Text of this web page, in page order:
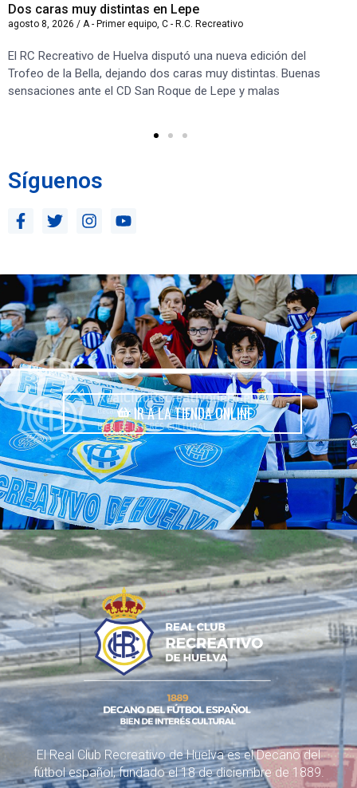
Dos caras muy distintas en Lepe
agosto 8, 2026 / A - Primer equipo, C - R.C. Recreativo
El RC Recreativo de Huelva disputó una nueva edición del
Trofeo de la Bella, dejando dos caras muy distintas. Buenas
sensaciones ante el CD San Roque de Lepe y malas
Síguenos
IR A LA TIENDA ONLINE
El Real Club Recreativo de Huelva es el Decano del
fútbol español, fundado el 18 de diciembre de 1889.